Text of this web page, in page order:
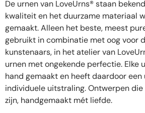
De urnen van LoveUrns® staan
kwaliteit en het duurzame materiaal
gemaakt. Alleen het beste, meest
gebruikt in combinatie met oog voor
kunstenaars, in het atelier van
urnen met ongekende perfectie. Elke
hand gemaakt en heeft daardoor een
individuele uitstraling. Ontwerpen
zijn, handgemaakt mét liefde.